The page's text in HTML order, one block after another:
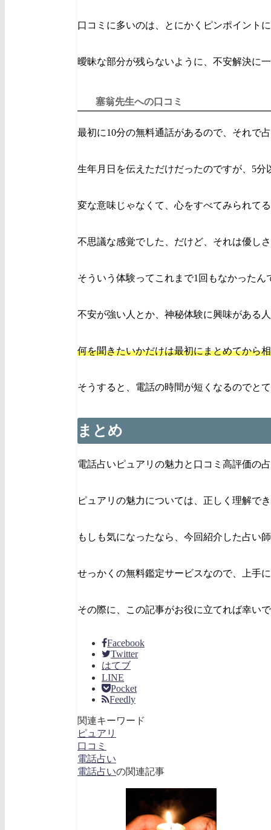
口コミに多いのは、とにかくピンポイント
曖昧な部分が残らないように、不安解決に
塞翁先生への口コミ
最初に10分の無料通話があるので、それで
生年月日を伝えただけだったのですが、5
変な意味じゃなくて、心をすべてみられて
不思議な感覚でした、だけど、それは優し
そういう体験ってこれまで1回もなかった
不安が強い人とか、神秘体験に興味がある
何を聞きたいかだけは最初にまとめてから
そうすると、電話の時間が短くなるのでと
まとめ
電話占いピュアリの魅力と口コミ高評価の
ピュアリの魅力については、正しく理解で
もしも気になったなら、今回紹介した占い
せっかくの無料鑑定サービスなので、上手
その際に、この記事がお役に立てれば幸い
Facebook
Twitter
はてブ
LINE
Pocket
Feedly
関連キーワード
ピュアリ
口コミ
電話占い
電話占いの関連記事